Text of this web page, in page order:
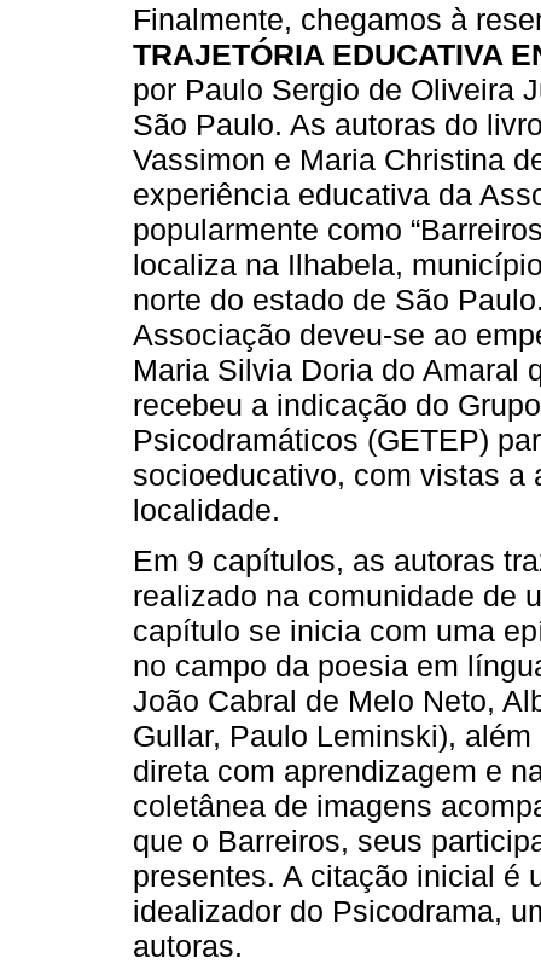
Finalmente, chegamos à
TRAJETÓRIA EDUCATIVA
por Paulo Sergio de Oliveira
São Paulo. As autoras do
Vassimon e Maria Christina
experiência educativa da
popularmente como
localiza na Ilhabela,
norte do estado de São
Associação deveu-se ao
Maria Silvia Doria do Amaral
recebeu a indicação do
Psicodramáticos (GETEP)
socioeducativo, com vistas a
localidade.
Em 9 capítulos, as autoras
realizado na comunidade de
capítulo se inicia com uma
no campo da poesia em
João Cabral de Melo Neto,
Gullar, Paulo Leminski),
direta com aprendizagem e
coletânea de imagens
que o Barreiros, seus
presentes. A citação inicial é
idealizador do Psicodrama,
autoras.